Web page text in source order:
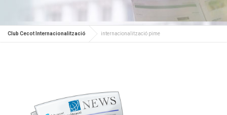
Club Cecot Internacionalització internacionalització pime